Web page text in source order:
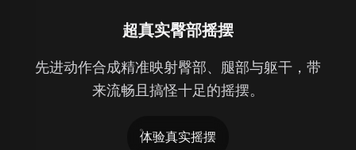
超真实臀部摇摆
先进动作合成精准映射臀部、腿部与躯干，带
来流畅且搞怪十足的摇摆。
体验真实摇摆